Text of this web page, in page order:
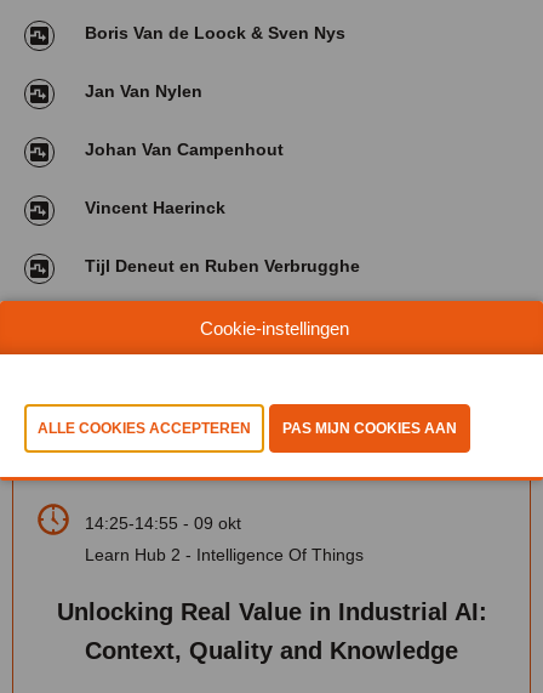
Boris Van de Loock & Sven Nys
Jan Van Nylen
Johan Van Campenhout
Vincent Haerinck
Tijl Deneut en Ruben Verbrugghe
14:25-14:55 - 09 okt
Learn Hub 2 - Intelligence Of Things
Unlocking Real Value in Industrial AI:
Context, Quality and Knowledge
Cookie-instellingen